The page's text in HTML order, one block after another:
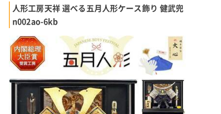
人形工房天祥 選べる五月人形ケース飾り 健武兜
n002ao-6kb